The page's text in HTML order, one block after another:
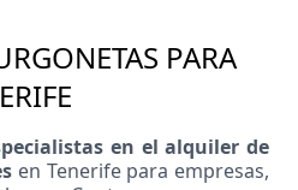
PARA
en el alquiler de
en Tenerife para empresas,